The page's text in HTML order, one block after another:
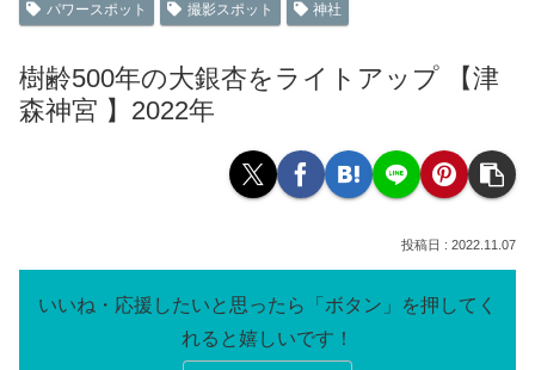
パワースポット 撮影スポット 神社
樹齢500年の大銀杏をライトアップ 【津
森神宮 】2022年
2022.11.07